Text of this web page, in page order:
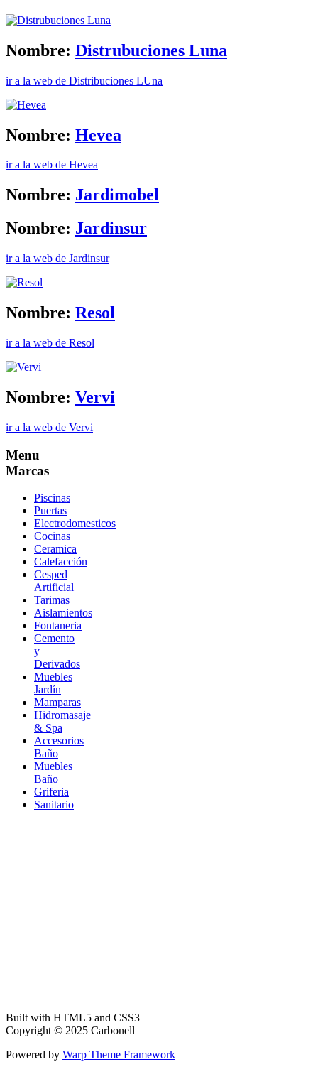
Nombre: Distrubuciones Luna
ir a la web de Distribuciones LUna
Nombre: Hevea
ir a la web de Hevea
Nombre: Jardimobel
Nombre: Jardinsur
ir a la web de Jardinsur
Nombre: Resol
ir a la web de Resol
Nombre: Vervi
ir a la web de Vervi
Menu
Marcas
Piscinas
Puertas
Electrodomesticos
Cocinas
Ceramica
Calefacción
Cesped
Artificial
Tarimas
Aislamientos
Fontaneria
Cemento
y
Derivados
Muebles
Jardín
Mamparas
Hidromasaje
& Spa
Accesorios
Baño
Muebles
Baño
Griferia
Sanitario
Built with HTML5 and CSS3
Copyright © 2025 Carbonell
Powered by Warp Theme Framework